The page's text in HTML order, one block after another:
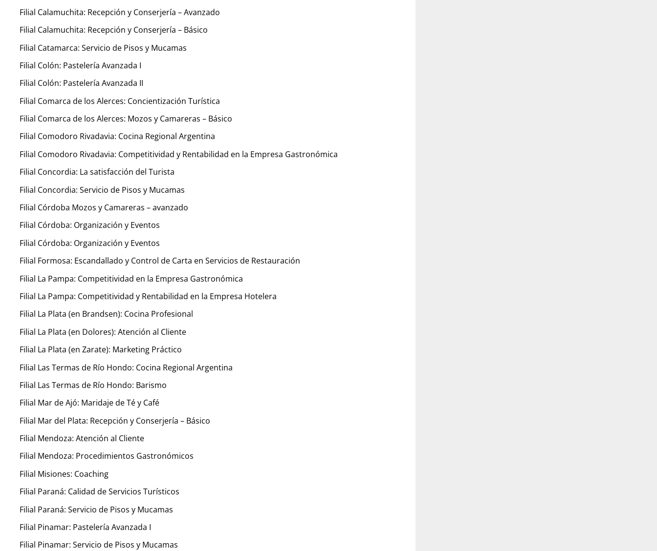
Filial Calamuchita: Recepción y Conserjería – Avanzado
Filial Calamuchita: Recepción y Conserjería – Básico
Filial Catamarca: Servicio de Pisos y Mucamas
Filial Colón: Pastelería Avanzada I
Filial Colón: Pastelería Avanzada II
Filial Comarca de los Alerces: Concientización Turística
Filial Comarca de los Alerces: Mozos y Camareras – Básico
Filial Comodoro Rivadavia: Cocina Regional Argentina
Filial Comodoro Rivadavia: Competitividad y Rentabilidad en la Empresa Gastronómica
Filial Concordia: La satisfacción del Turista
Filial Concordia: Servicio de Pisos y Mucamas
Filial Córdoba Mozos y Camareras – avanzado
Filial Córdoba: Organización y Eventos
Filial Córdoba: Organización y Eventos
Filial Formosa: Escandallado y Control de Carta en Servicios de Restauración
Filial La Pampa: Competitividad en la Empresa Gastronómica
Filial La Pampa: Competitividad y Rentabilidad en la Empresa Hotelera
Filial La Plata (en Brandsen): Cocina Profesional
Filial La Plata (en Dolores): Atención al Cliente
Filial La Plata (en Zarate): Marketing Práctico
Filial Las Termas de Río Hondo: Cocina Regional Argentina
Filial Las Termas de Río Hondo: Barismo
Filial Mar de Ajó: Maridaje de Té y Café
Filial Mar del Plata: Recepción y Conserjería – Básico
Filial Mendoza: Atención al Cliente
Filial Mendoza: Procedimientos Gastronómicos
Filial Misiones: Coaching
Filial Paraná: Calidad de Servicios Turísticos
Filial Paraná: Servicio de Pisos y Mucamas
Filial Pinamar: Pastelería Avanzada I
Filial Pinamar: Servicio de Pisos y Mucamas